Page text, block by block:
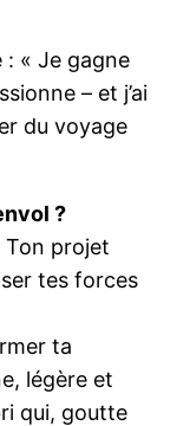
: « Je gagne
– et j’ai
du voyage
?
Ton projet
tes forces
ta
légère et
qui, goutte